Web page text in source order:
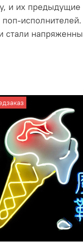
и их
стали